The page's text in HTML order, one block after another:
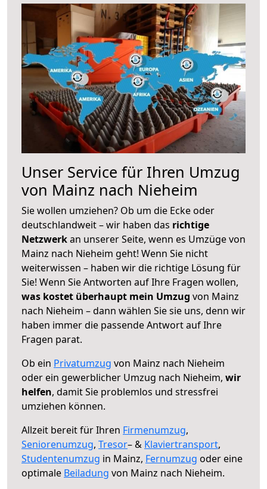
Unser Service für Ihren Umzug
von Mainz nach Nieheim
Sie wollen umziehen? Ob um die Ecke oder
deutschlandweit – wir haben das richtige
Netzwerkan unserer Seite, wenn es Umzüge von
Mainz nach Nieheim geht! Wenn Sie nicht
weiterwissen – haben wir die richtige Lösung für
Sie! Wenn Sie Antworten auf Ihre Fragen wollen,
was kostet überhaupt mein Umzug von Mainz
nach Nieheim – dann wählen Sie sie uns, denn wir
haben immer die passende Antwort auf Ihre
Fragen parat.
Ob ein Privatumzug von Mainz nach Nieheim
oder ein gewerblicher Umzug nach Nieheim, wir
helfen, damit Sie problemlos und stressfrei
umziehen können.
Allzeit bereit für Ihren Firmenumzug,
Seniorenumzug, Tresor– & Klaviertransport,
Studentenumzug in Mainz, Fernumzug oder eine
optimale Beiladung von Mainz nach Nieheim.